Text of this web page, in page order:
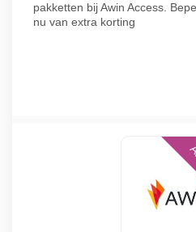
pakketten bij Awin Access.
nu van extra korting